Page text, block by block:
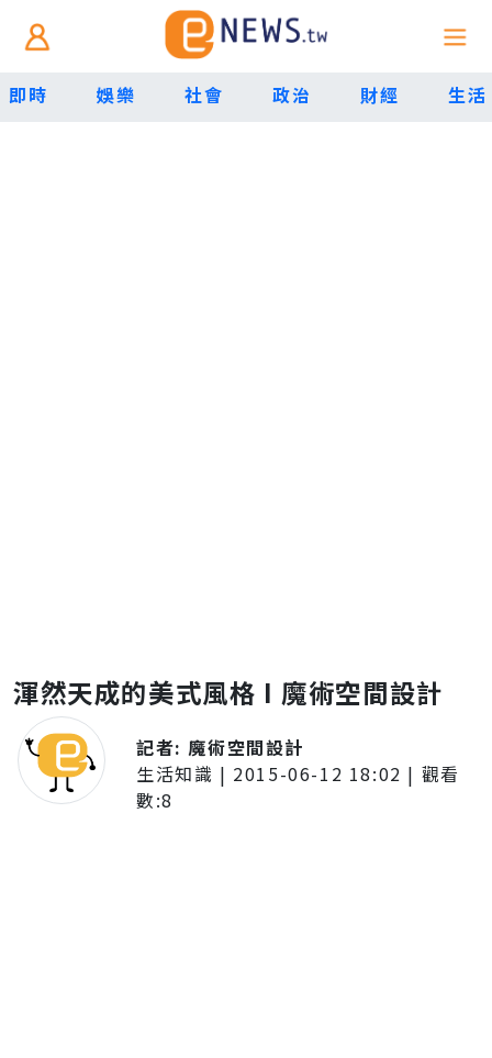
即時 娛樂 社會 政治 財經 生活
渾然天成的美式風格 I 魔術空間設計
記者:魔術空間設計
生活知識 | 2015-06-12 18:02 | 觀看
數:8